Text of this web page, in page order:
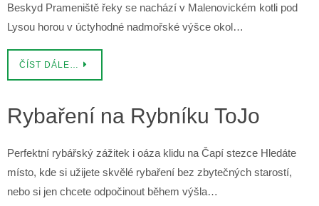
Beskyd Prameniště řeky se nachází v Malenovickém kotli pod
Lysou horou v úctyhodné nadmořské výšce okol…
ČÍST DÁLE…
Rybaření na Rybníku ToJo
Perfektní rybářský zážitek i oáza klidu na Čapí stezce Hledáte
místo, kde si užijete skvělé rybaření bez zbytečných starostí,
nebo si jen chcete odpočinout během výšla…